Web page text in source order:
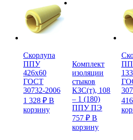
Скорлупа
ППУ
426х60
ГОСТ
30732-2006
1 328 ₽ В
корзину
Комплект
изоляции
стыков
КЗС(т), 108
– 1 (180)
ППУ ПЭ
757₽ В
корзину
416